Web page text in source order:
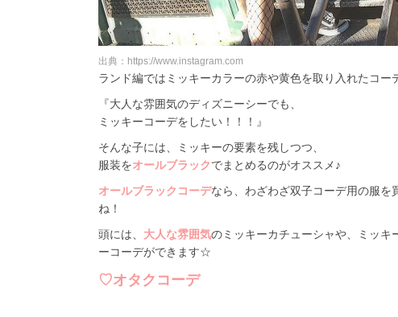
出典：https://www.instagram.com
ランド編ではミッキーカラーの赤や黄色を取り入れたコー
『大人な雰囲気のディズニーシーでも、
ミッキーコーデをしたい！！！』
そんな子には、ミッキーの要素を残しつつ、
服装をオールブラックでまとめるのがオススメ♪
オールブラックコーデなら、わざわざ双子コーデ用の服を
ね！
頭には、 大人な雰囲気のミッキーカチューシャや、ミッキ
ーコーデができます☆
♡オタクコーデ